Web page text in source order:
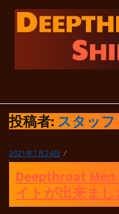
投稿者: スタッフ
投
稿
日:
2021年7月24日
Deepthroat Men
イトが出来まし